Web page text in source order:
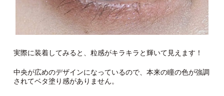
実際に装着してみると、粒感がキラキラと輝いて見えます！
中央が広めのデザインになっているので、本来の瞳の色が強調
されてベタ塗り感がありません。